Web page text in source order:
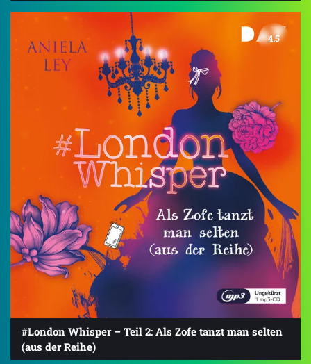
4.5
#London Whisper – Teil 2: Als Zofe tanzt man selten
(aus der Reihe)